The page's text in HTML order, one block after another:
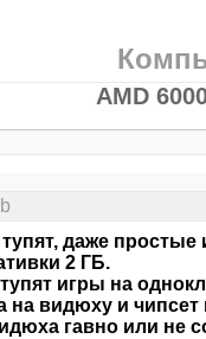
AMD
даже
2 ГБ.
игры на
на видюху и чипсет
гавно или не